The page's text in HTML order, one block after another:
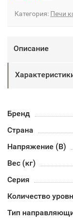
Категория: Печи
Описание
Бренд
Страна
Напряжение (В)
Вес (кг)
Серия
Количество
Тип